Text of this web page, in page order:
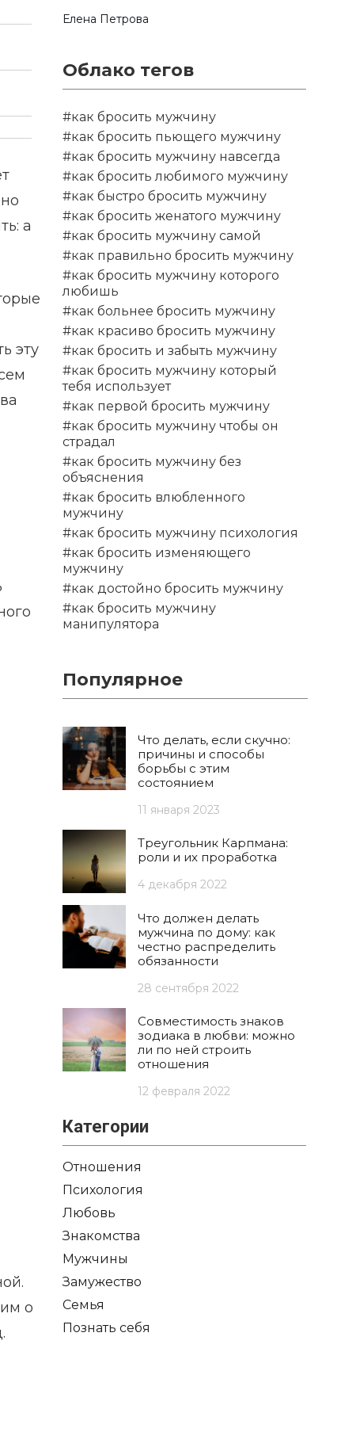
а
эту
о
Елена Петрова
Облако тегов
#как бросить мужчину
#как бросить пьющего мужчину
#как бросить мужчину навсегда
#как бросить любимого мужчину
#как быстро бросить мужчину
#как бросить женатого мужчину
#как бросить мужчину самой
#как правильно бросить мужчину
#как бросить мужчину которого
любишь
#как больнее бросить мужчину
#как красиво бросить мужчину
#как бросить и забыть мужчину
#как бросить мужчину который
тебя использует
#как первой бросить мужчину
#как бросить мужчину чтобы он
страдал
#как бросить мужчину без
объяснения
#как бросить влюбленного
мужчину
#как бросить мужчину психология
#как бросить изменяющего
мужчину
#как достойно бросить мужчину
#как бросить мужчину
манипулятора
Популярное
Что делать, если скучно:
причины и способы
борьбы с этим
состоянием
11 января 2023
Треугольник Карпмана:
роли и их проработка
4 декабря 2022
Что должен делать
мужчина по дому: как
честно распределить
обязанности
28 сентября 2022
Совместимость знаков
зодиака в любви: можно
ли по ней строить
отношения
12 февраля 2022
Категории
Отношения
Психология
Любовь
Знакомства
Мужчины
Замужество
Семья
Познать себя